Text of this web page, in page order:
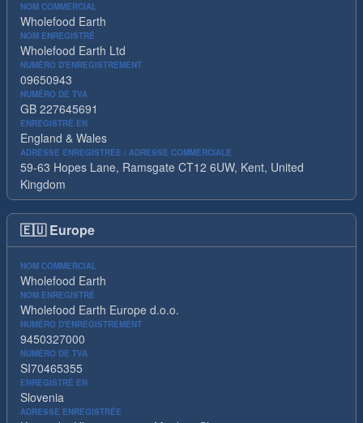
NOM COMMERCIAL
Wholefood Earth
NOM ENREGISTRÉ
Wholefood Earth Ltd
NUMÉRO D'ENREGISTREMENT
09650943
NUMÉRO DE TVA
GB 227645691
ENREGISTRÉ EN
England & Wales
ADRESSE ENREGISTRÉE / ADRESSE COMMERCIALE
59-63 Hopes Lane, Ramsgate CT12 6UW, Kent, United
Kingdom
🇪🇺 Europe
NOM COMMERCIAL
Wholefood Earth
NOM ENREGISTRÉ
Wholefood Earth Europe d.o.o.
NUMÉRO D'ENREGISTREMENT
9450327000
NUMÉRO DE TVA
SI70465355
ENREGISTRÉ EN
Slovenia
ADRESSE ENREGISTRÉE